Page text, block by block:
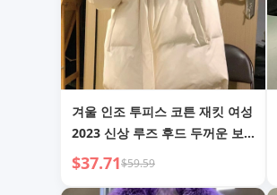
겨울 인조 투피스 코튼 재킷 여성
2023 신상 루즈 후드 두꺼운 보
온 빵 재킷 코튼 의류
$37.71$59.59